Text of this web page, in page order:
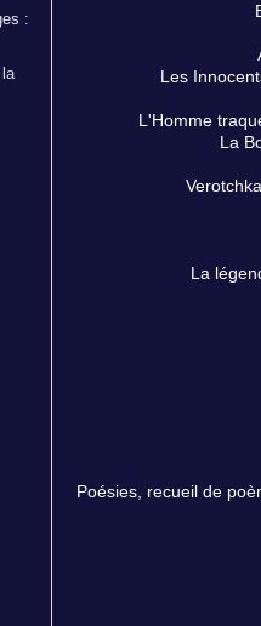
:
Les
L'Homme
La
La
Poésies, recueil de